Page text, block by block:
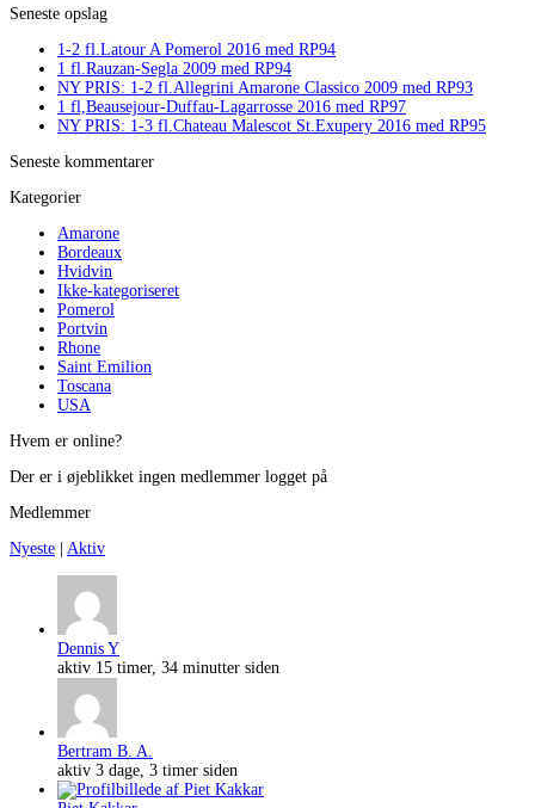
Seneste opslag
1-2 fl.Latour A Pomerol 2016 med RP94
1 fl.Rauzan-Segla 2009 med RP94
NY PRIS: 1-2 fl.Allegrini Amarone Classico 2009 med RP93
1 fl,Beausejour-Duffau-Lagarrosse 2016 med RP97
NY PRIS: 1-3 fl.Chateau Malescot St.Exupery 2016 med RP95
Seneste kommentarer
Kategorier
Amarone
Bordeaux
Hvidvin
Ikke-kategoriseret
Pomerol
Portvin
Rhone
Saint Emilion
Toscana
USA
Hvem er online?
Der er i øjeblikket ingen medlemmer logget på
Medlemmer
Nyeste | Aktiv
Dennis Y
aktiv 15 timer, 34 minutter siden
Bertram B. A.
aktiv 3 dage, 3 timer siden